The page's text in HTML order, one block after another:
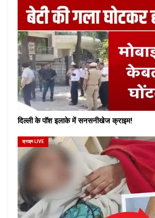
दिल्ली के पॉश इलाके में सनसनीखेज क्राइम!
क्राइम LIVE